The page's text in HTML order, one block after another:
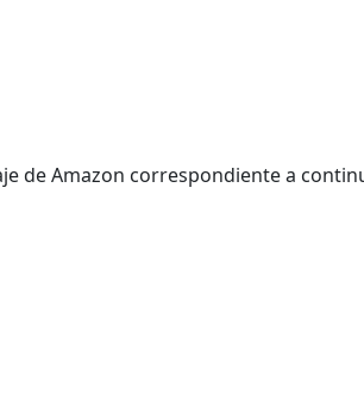
de Amazon correspondiente a